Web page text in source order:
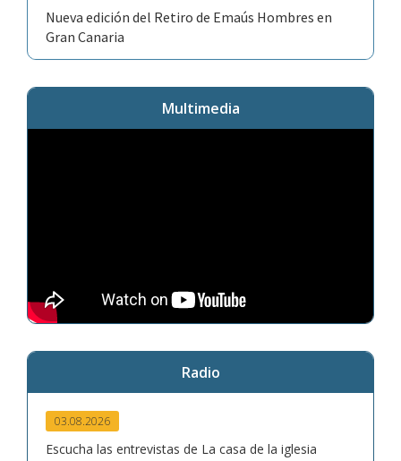
Nueva edición del Retiro de Emaús Hombres en
Gran Canaria
Multimedia
Radio
03.08.2026
Escucha las entrevistas de La casa de la iglesia